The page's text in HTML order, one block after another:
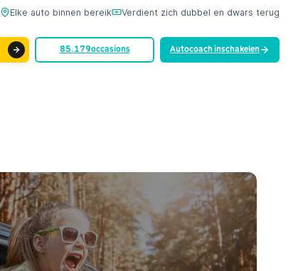
Elke auto binnen bereik Verdient zich dubbel en dwars terug
85.179occasions Autocoach inschakelen